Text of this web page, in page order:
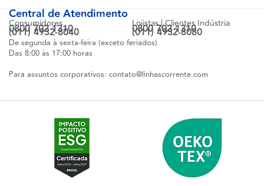
Central de Atendimento
Consumidores
0800 702 1310
(011) 4932-8040
Lojistas | Clientes Indústria
0800 702 1310
(011) 4932-8080
De segunda à sexta-feira (exceto feriados)
Das 8:00 às 17:00 horas
Para assuntos corporativos: contato@linhascorrente.com